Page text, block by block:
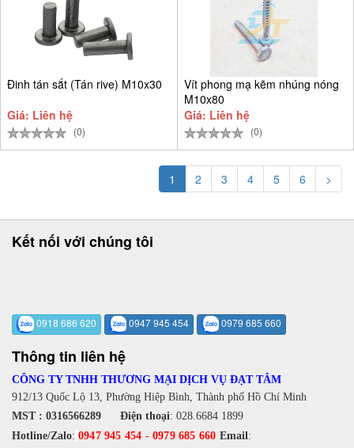
Đinh tán sắt (Tán rive) M10x30
Giá: Liên hệ
(0)
Vít phong mạ kẽm nhúng nóng
M10x80
Giá: Liên hệ
(0)
1 2 3 4 5 6 >
Kết nối với chúng tôi
0918 686 620 0947 945 454 0979 685 660
Thông tin liên hệ
CÔNG TY TNHH THƯƠNG MẠI DỊCH VỤ ĐẠT TÂM
912/13 Quốc Lộ 13, Phường Hiệp Bình, Thành phố Hồ Chí Minh
MST : 0316566289 Điện thoại: 028.6684 1899
Hotline/Zalo: 0947 945 454 -0979 685 660 Email: